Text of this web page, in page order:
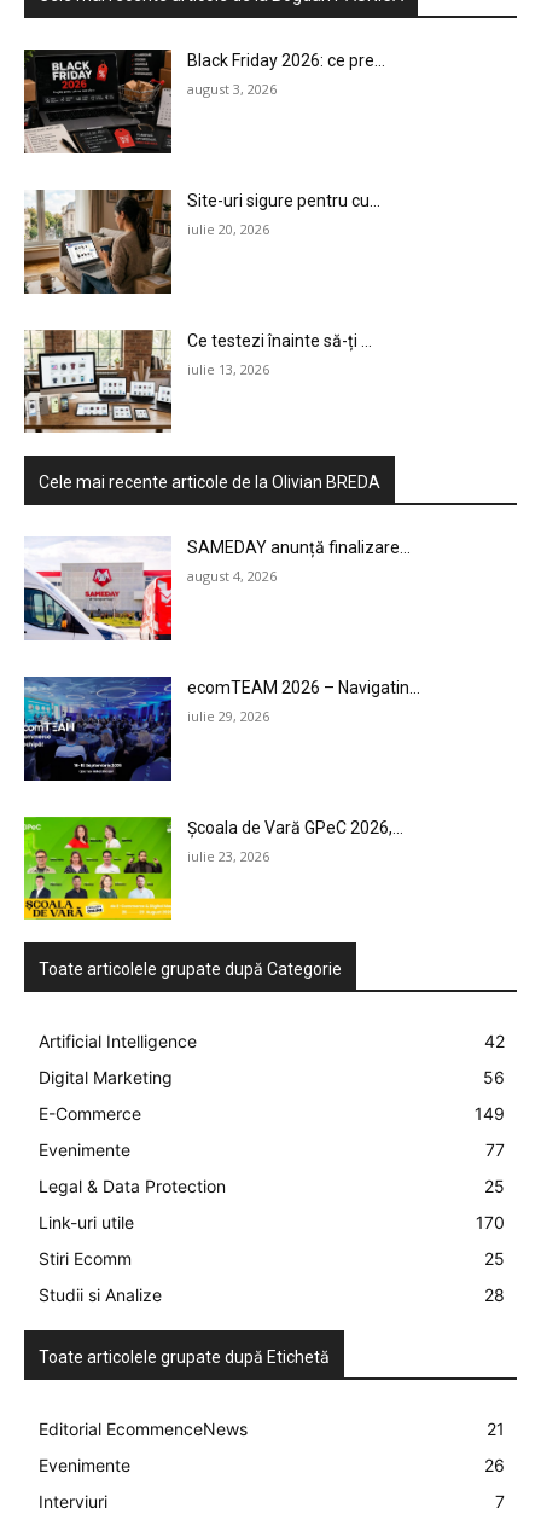
Black Friday 2026: ce pre...
august 3, 2026
Site-uri sigure pentru cu...
iulie 20, 2026
Ce testezi înainte să-ți ...
iulie 13, 2026
Cele mai recente articole de la Olivian BREDA
SAMEDAY anunță finalizare...
august 4, 2026
ecomTEAM 2026 – Navigatin...
iulie 29, 2026
Școala de Vară GPeC 2026,...
iulie 23, 2026
Toate articolele grupate după Categorie
Artificial Intelligence
42
Digital Marketing
56
E-Commerce
149
Evenimente
77
Legal & Data Protection
25
Link-uri utile
170
Stiri Ecomm
25
Studii si Analize
28
Toate articolele grupate după Etichetă
Editorial EcommenceNews
21
Evenimente
26
Interviuri
7